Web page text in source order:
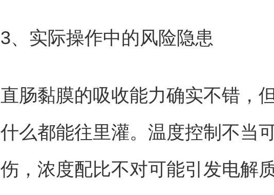
3、实际操作中的风险隐患
直肠黏膜的吸收能力确实不错，
什么都能往里灌。温度控制不当
伤，浓度配比不对可能引发电解